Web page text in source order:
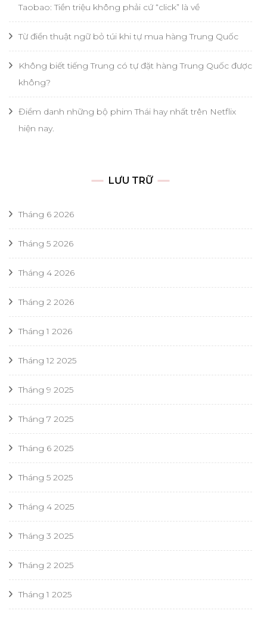
Taobao: Tiền triệu không phải cứ “click” là về
Từ điển thuật ngữ bỏ túi khi tự mua hàng Trung Quốc
Không biết tiếng Trung có tự đặt hàng Trung Quốc được
không?
Điểm danh những bộ phim Thái hay nhất trên Netflix
hiện nay.
LƯU TRỮ
Tháng 6 2026
Tháng 5 2026
Tháng 4 2026
Tháng 2 2026
Tháng 1 2026
Tháng 12 2025
Tháng 9 2025
Tháng 7 2025
Tháng 6 2025
Tháng 5 2025
Tháng 4 2025
Tháng 3 2025
Tháng 2 2025
Tháng 1 2025